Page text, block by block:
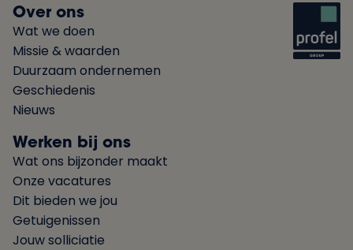
Over ons
Wat we doen
Missie & waarden
Duurzaam ondernemen
Geschiedenis
Nieuws
Werken bij ons
Wat ons bijzonder maakt
Onze vacatures
Dit bieden we jou
Getuigenissen
Jouw solliciatie